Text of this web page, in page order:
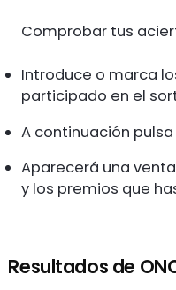
Comprobar tus
Introduce o marca
participado en el
A continuación pulsa
Aparecerá una
y los premios que
Resultados de